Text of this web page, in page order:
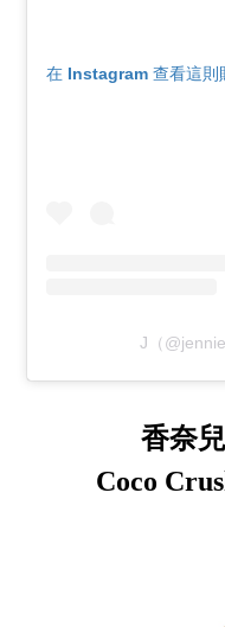
在 Instagram 查看這則
J（
香奈
Coco